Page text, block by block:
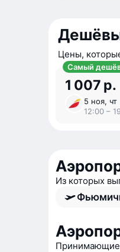
Цены,
Самый
1 007 р.
5 ноя, чт
12:00 –
Из которых